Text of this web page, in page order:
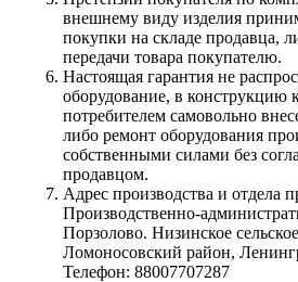
внешнему виду изделия
покупки на складе продавца,
передачи товара покупателю.
Настоящая гарантия не
оборудование, в конструкцию
потребителем самовольно
либо ремонт оборудования
собственными силами без
продавцом.
Адрес производства и отдела
Производственно-
Порзолово. Низинское
Ломоносовский район,
Телефон: 88007707287